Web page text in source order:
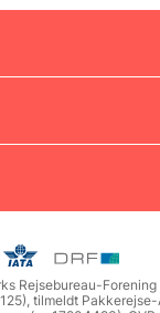
Rejsebureau-
tilmeldt